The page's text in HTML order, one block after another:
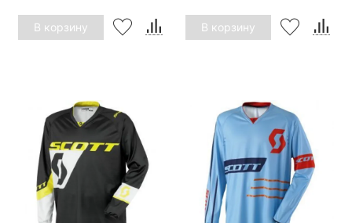
В корзину В корзину